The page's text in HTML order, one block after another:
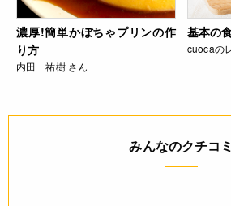
濃厚!簡単かぼちゃプリンの作
り方
内田 祐樹 さん
基本の
cuocaの
みんなのクチコミ